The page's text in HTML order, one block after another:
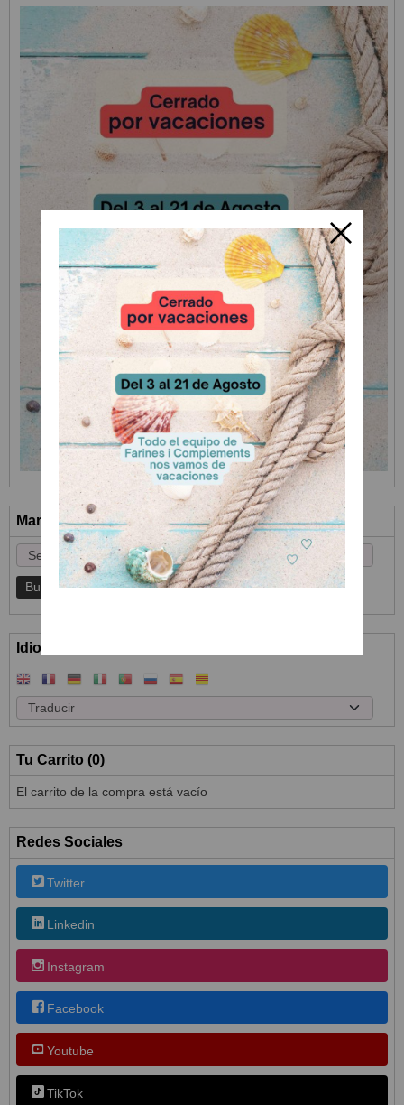
Marcas
Idioma
Tu Carrito (0)
El carrito de la compra está vacío
Redes Sociales
Twitter
Linkedin
Instagram
Facebook
Youtube
TikTok